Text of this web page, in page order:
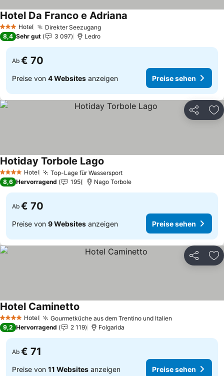
3 SterneHotel Direkter Seezugang
Hotel Da Franco e Adriana
8,4 Sehr gut 3 097 Ledro
Ab € 70
Preise von 4 Websites anzeigen Preise sehen
Teilen
4 Sterne Hotel Top-Lage für Wassersport
Hotiday Torbole Lago
8,6 Hervorragend 195 Nago Torbole
Ab € 70
Preise von 9 Websites anzeigen Preise sehen
Teilen
4 Sterne Hotel Gourmetküche aus dem Trentino und Italien
Hotel Caminetto
9,2 Hervorragend 2 119 Folgarida
Ab € 71
Preise von 11 Websites anzeigen Preise sehen